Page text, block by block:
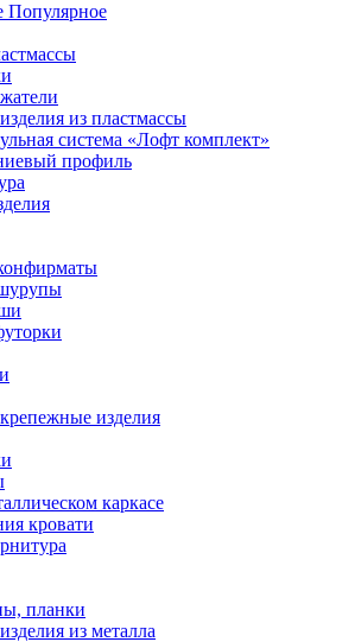
Популярное
из пластмассы
система «Лофт комплект»
профиль
изделия
каркасе
кровати
планки
из металла